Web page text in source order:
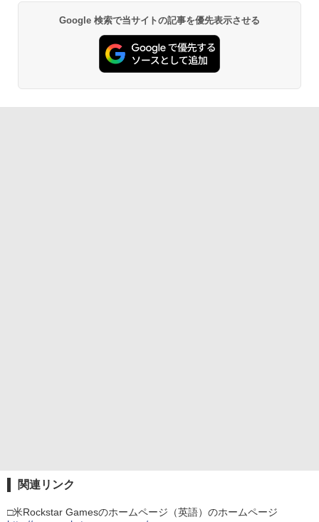
Google 検索で当サイトの記事を優先表示させる
関連リンク
□米Rockstar Gamesのホームページ（英語）のホームページ